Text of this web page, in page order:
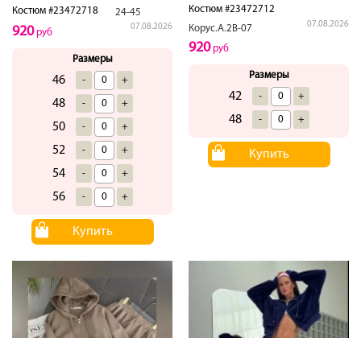
Костюм #23472718 24-45
07.08.2026
920руб
Размеры
46 - +
48 - +
50 - +
52 - +
54 - +
56 - +
Купить
Костюм #23472712
Корус.А.2В-07
07.08.2026
920руб
Размеры
42 - +
48 - +
Купить